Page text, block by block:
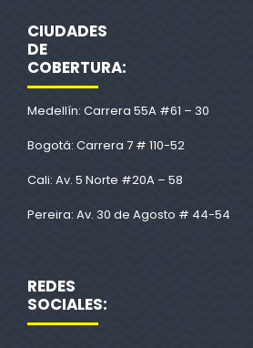
CIUDADES
DE
COBERTURA:
Medellín: Carrera 55A #61 – 30
Bogotá: Carrera 7 # 110-52
Cali: Av. 5 Norte #20A – 58
Pereira: Av. 30 de Agosto # 44-54
REDES
SOCIALES: